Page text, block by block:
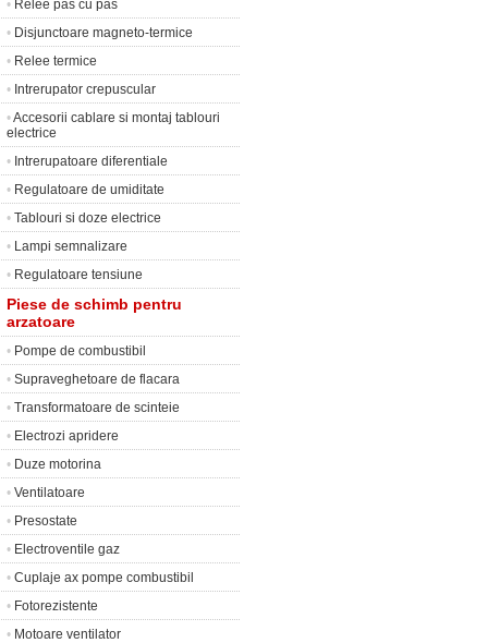
• Relee pas cu pas
• Disjunctoare magneto-termice
• Relee termice
• Intrerupator crepuscular
•Accesorii cablare si montaj tablouri
electrice
• Intrerupatoare diferentiale
• Regulatoare de umiditate
• Tablouri si doze electrice
• Lampi semnalizare
• Regulatoare tensiune
Piese de schimb pentru
arzatoare
• Pompe de combustibil
• Supraveghetoare de flacara
• Transformatoare de scinteie
• Electrozi apridere
• Duze motorina
• Ventilatoare
• Presostate
• Electroventile gaz
• Cuplaje ax pompe combustibil
• Fotorezistente
• Motoare ventilator